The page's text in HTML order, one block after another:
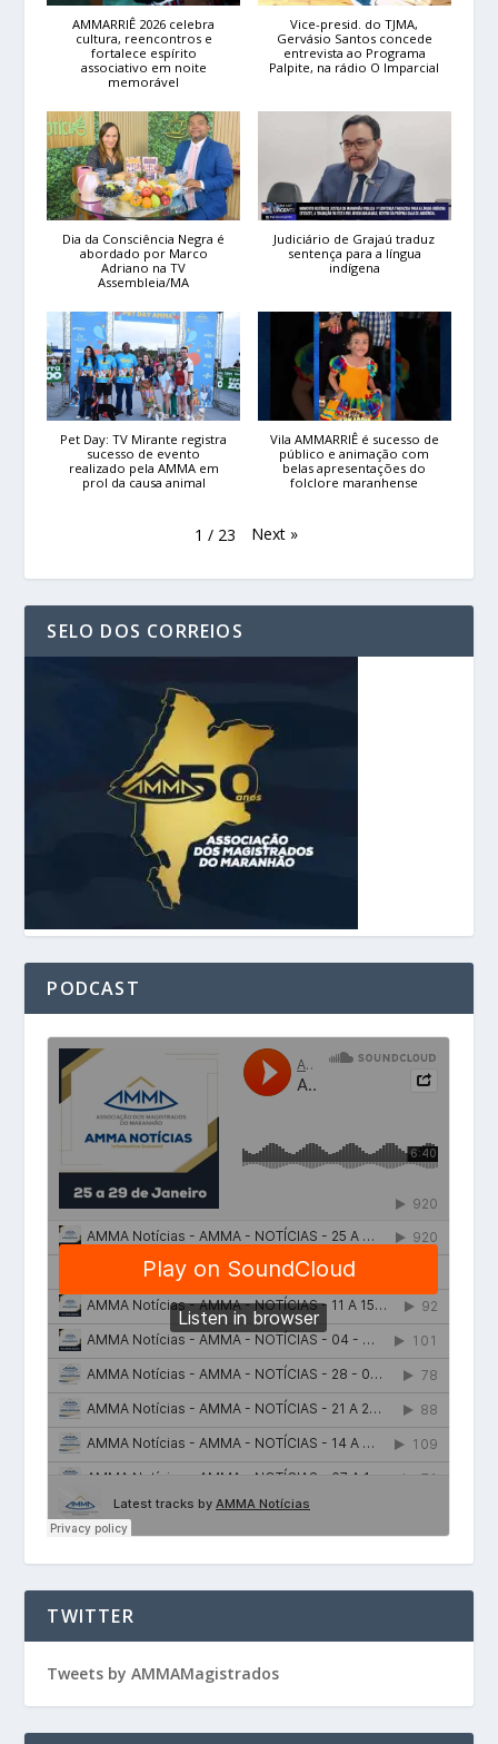
AMMARRIÊ 2026 celebra
cultura, reencontros e
fortalece espírito
associativo em noite
memorável
Vice-presid. do TJMA,
Gervásio Santos concede
entrevista ao Programa
Palpite, na rádio O Imparcial
Dia da Consciência Negra é
abordado por Marco
Adriano na TV
Assembleia/MA
Judiciário de Grajaú traduz
sentença para a língua
indígena
Pet Day: TV Mirante registra
sucesso de evento
realizado pela AMMA em
prol da causa animal
Vila AMMARRIÊ é sucesso de
público e animação com
belas apresentações do
folclore maranhense
1 / 23 Next »
SELO DOS CORREIOS
PODCAST
TWITTER
Tweets by AMMAMagistrados